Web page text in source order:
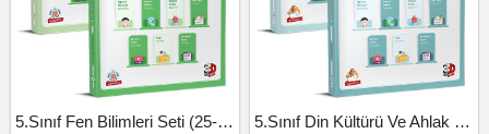
5.Sınıf Fen Bilimleri Seti (25-26) 5.Sınıf Din Kültürü Ve Ahlak Bilgisi.Seti (25-26)